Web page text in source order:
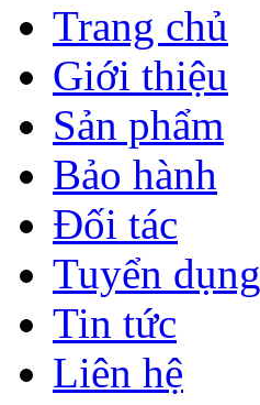
Trang chủ
Giới thiệu
Sản phẩm
Bảo hành
Đối tác
Tuyển dụng
Tin tức
Liên hệ